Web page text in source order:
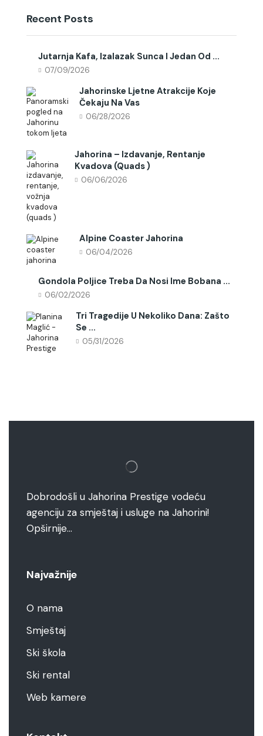
Recent Posts
Jutarnja Kafa, Izalazak Sunca I Jedan Od ...
07/09/2026
Jahorinske Ljetne Atrakcije Koje
Čekaju Na Vas
06/28/2026
Jahorina – Izdavanje, Rentanje
Kvadova (quads )
06/06/2026
Alpine Coaster Jahorina
06/04/2026
Gondola Poljice Treba Da Nosi Ime Bobana ...
06/02/2026
Tri Tragedije U Nekoliko Dana: Zašto
Se ...
05/31/2026
Dobrodošli u Jahorina Prestige vodeću
agenciju za smještaj i usluge na Jahorini!
Opširnije…
Najvažnije
O nama
Smještaj
Ski škola
Ski rental
Web kamere